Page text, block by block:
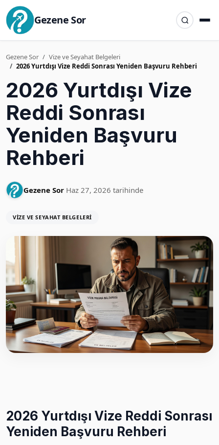
Gezene Sor
Gezene Sor
Vize ve Seyahat Belgeleri
2026 Yurtdışı Vize Reddi Sonrası Yeniden Başvuru Rehberi
2026 Yurtdışı Vize
Reddi Sonrası
Yeniden Başvuru
Rehberi
Gezene Sor Haz 27, 2026 tarihinde
VIZE VE SEYAHAT BELGELERI
2026 Yurtdışı Vize Reddi Sonrası
Yeniden Başvuru Rehberi